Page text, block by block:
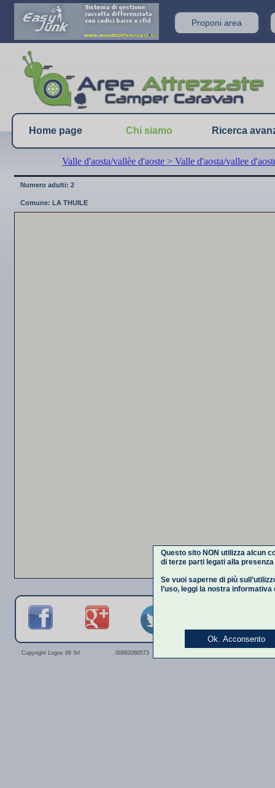
Home page Chi siamo Ricerca
Copyright Logos 99 Srl 00892080573
Numero adulti: 2
Comune: LA THUILE
Valle d'aosta/vallèe d'aoste > Valle d'aosta/vallee
Proponi area
Questo sito NON utilizza alcun
di terze parti legati alla
Se vuoi saperne di più
l’uso, leggi la nostra informativa
Ok. Acconsento